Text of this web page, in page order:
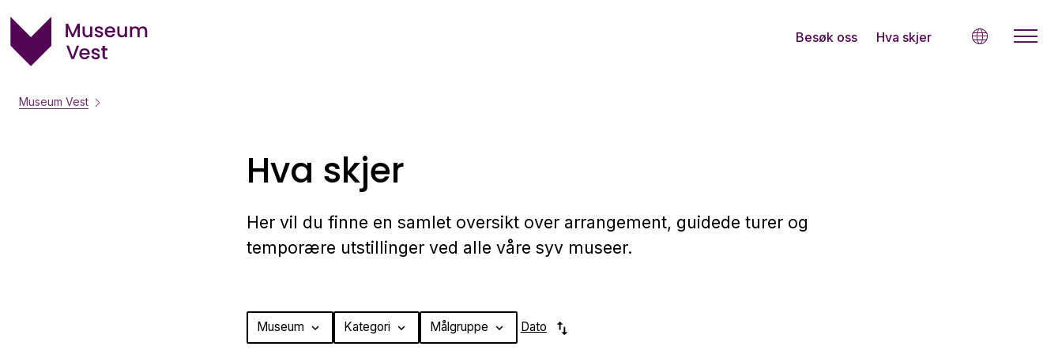
Besøk oss Hva skjer
Museum Vest
Hva skjer
Her vil du finne en samlet oversikt over arrangement, guidede turer og
temporære utstillinger ved alle våre syv museer.
Fant
ingen
Museum expand_more Kategori expand_more Målgruppe expand_more Dato swap_vert